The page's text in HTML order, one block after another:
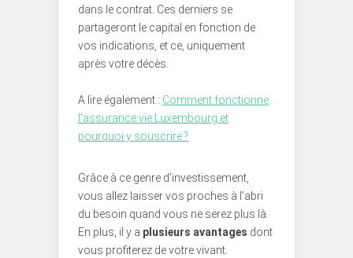
dans le contrat. Ces derniers se
partageront le capital en fonction de
vos indications, et ce, uniquement
après votre décès.
A lire également : Comment fonctionne
l’assurance vie Luxembourg et
pourquoi y souscrire ?
Grâce à ce genre d’investissement,
vous allez laisser vos proches à l’abri
du besoin quand vous ne serez plus là.
En plus, il y a plusieurs avantages dont
vous profiterez de votre vivant.